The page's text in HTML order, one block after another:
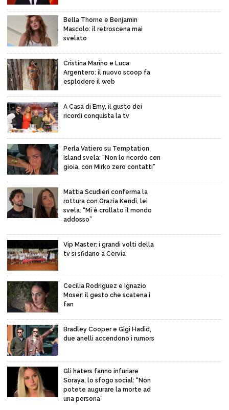
Bella Thorne e Benjamin
Mascolo: il retroscena mai
svelato
Cristina Marino e Luca
Argentero: il nuovo scoop fa
esplodere il web
A Casa di Emy, il gusto dei
ricordi conquista la tv
Perla Vatiero su Temptation
Island svela: “Non lo ricordo con
gioia, con Mirko zero contatti”
Mattia Scudieri conferma la
rottura con Grazia Kendi, lei
svela: “Mi è crollato il mondo
addosso”
Vip Master: i grandi volti della
tv si sfidano a Cervia
Cecilia Rodriguez e Ignazio
Moser: il gesto che scatena i
fan
Bradley Cooper e Gigi Hadid,
due anelli accendono i rumors
Gli haters fanno infuriare
Soraya, lo sfogo social: “Non
potete augurare la morte ad
una persona”